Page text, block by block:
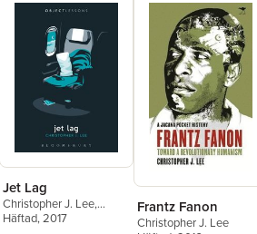
Jet Lag
Christopher J. Lee,
Christopher Schaberg
Häftad, 2017
Frantz Fanon
Christopher J. Lee